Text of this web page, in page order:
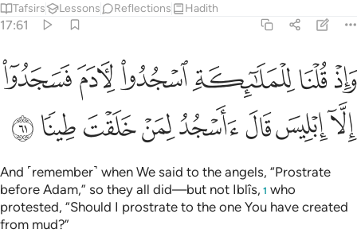
Tafsirs Lessons Reflections Hadith
17:61
واذ قلنا للملايكة اسجدوا لادم فسجدوا الا ابليس قال ااسجد لمن خلقت
وَإِذْ قُلْنَا لِلْمَلَـٰٓئِكَةِ ٱسْجُدُوا۟ لِـَٔادَمَ فَسَجَدُوٓا۟ إِلَّآ إِبْلِيسَ قَالَ ءَأَسْجُدُ
ﱵﱶﱷﱸﱹﱺ
ﱻﱼﱽﱾﱿﲀﲁﲂ
And ˹remember˺ when We said to the angels, “Prostrate
before Adam,” so they all did—but not Iblîs, 1 who
protested, “Should I prostrate to the one You have created
from mud?”